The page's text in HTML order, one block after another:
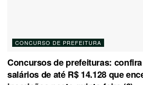
CONCURSO DE PREFEITURA
Concursos de prefeituras:
salários de até R$ 14.128 que